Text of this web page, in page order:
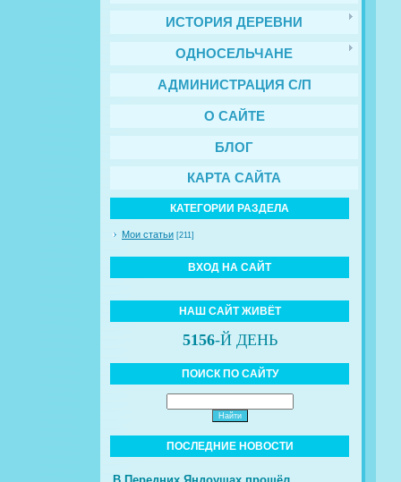
ИСТОРИЯ ДЕРЕВНИ
ОДНОСЕЛЬЧАНЕ
АДМИНИСТРАЦИЯ С/П
О САЙТЕ
БЛОГ
КАРТА САЙТА
КАТЕГОРИИ РАЗДЕЛА
Мои статьи [211]
ВХОД НА САЙТ
НАШ САЙТ ЖИВЁТ
5156-Й ДЕНЬ
ПОИСК ПО САЙТУ
ПОСЛЕДНИЕ НОВОСТИ